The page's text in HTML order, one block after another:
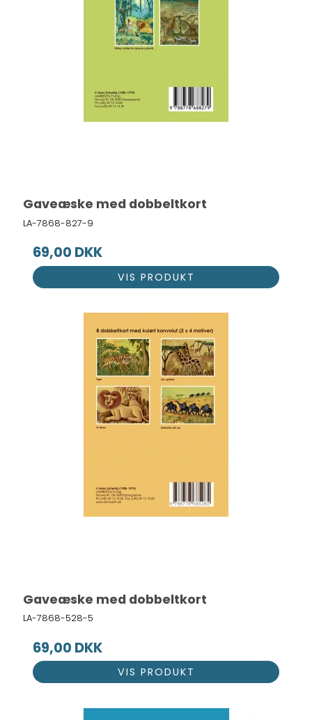
Gaveæske med dobbeltkort
LA-7868-827-9
69,00 DKK
VIS PRODUKT
Gaveæske med dobbeltkort
LA-7868-528-5
69,00 DKK
VIS PRODUKT